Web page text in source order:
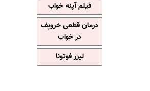
فیلم آپنه خواب
درمان قطعی خروپف
در خواب
لیزر فوتونا